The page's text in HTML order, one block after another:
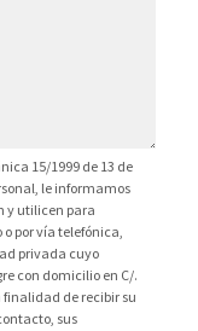
15/1999 de 13 de
le informamos
y utilicen para
por vía telefónica,
privada cuyo
con domicilio en C/.
finalidad de recibir su
sus